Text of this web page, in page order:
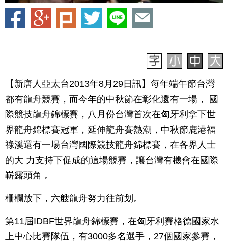
【新唐人亞太台2013年8月29日訊】每年端午節台灣
都有龍舟競賽，而今年的中秋節在彰化還有一場， 國
際競技龍舟錦標賽，八月份台灣首次在匈牙利拿下世
界龍舟錦標賽冠軍，延伸龍舟賽熱潮，中秋節鹿港福
祿溪還有一場台灣國際競技龍舟錦標賽，在各界人士
的大 力支持下促成的這場競賽，讓台灣有機會在國際
嶄露頭角 。
柵欄放下，六艘龍舟努力往前划。
第11屆IDBF世界龍舟錦標賽，在匈牙利賽格德國家水
上中心比賽隊伍，有3000多名選手，27個國家參賽，